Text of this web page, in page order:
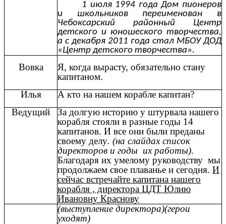
1 июля 1994 года Дом пионеров
и школьников переименован в
Чебоксарский районный Центр
детского и юношеского творчества,
а с декабря 2011 года стал МБОУ ДОД
«Центр детского творчества».
Вовка
Я, когда вырасту, обязательно стану
капитаном.
Илья
А кто на нашем корабле капитан?
Ведущий
За долгую историю у штурвала нашего
корабля стояли в разные годы 14
капитанов. И все они были преданы
своему делу. (на слайдах список
директоров и годы их работы).
Благодаря их умелому руководству мы
продолжаем свое плаванье и сегодня. И
сейчас встречайте капитана нашего
корабля , директора ЦДТ Юлию
Ивановну Краснову
(выступление директора)(герои
уходят)